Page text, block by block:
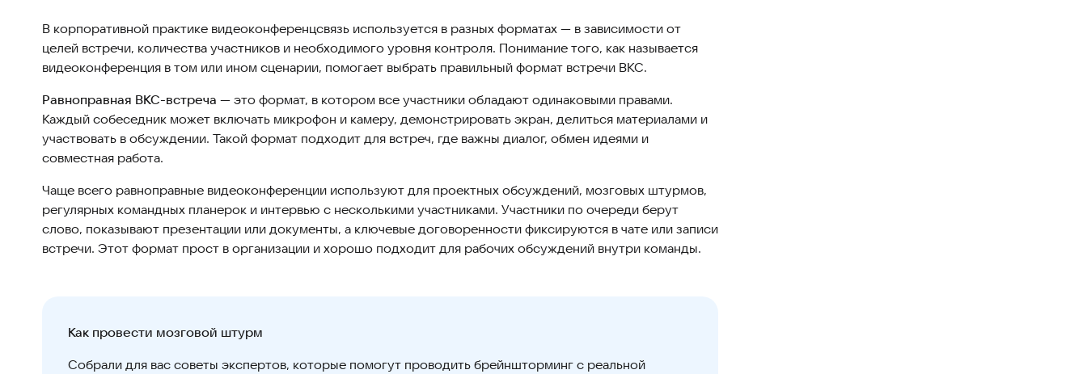
В корпоративной практике видеоконференцсвязь используется в разных форматах — в зависимости от
целей встречи, количества участников и необходимого уровня контроля. Понимание того, как называется
видеоконференция в том или ином сценарии, помогает выбрать правильный формат встречи ВКС.
Равноправная ВКС-встреча — это формат, в котором все участники обладают одинаковыми правами.
Каждый собеседник может включать микрофон и камеру, демонстрировать экран, делиться материалами и
участвовать в обсуждении. Такой формат подходит для встреч, где важны диалог, обмен идеями и
совместная работа.
Чаще всего равноправные видеоконференции используют для проектных обсуждений, мозговых штурмов,
регулярных командных планерок и интервью с несколькими участниками. Участники по очереди берут
слово, показывают презентации или документы, а ключевые договоренности фиксируются в чате или записи
встречи. Этот формат прост в организации и хорошо подходит для рабочих обсуждений внутри команды.
Как провести мозговой штурм
Собрали для вас советы экспертов, которые помогут проводить брейншторминг с реальной